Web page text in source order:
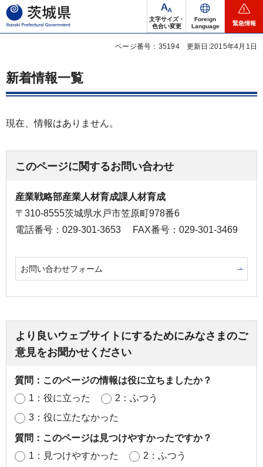
茨城県
文字サイズ・
色合い変更
Foreign
Language
緊急情報
ページ番号：35194 更新日:2015年4月1日
新着情報一覧
現在、情報はありません。
このページに関するお問い合わせ
産業戦略部産業人材育成課人材育成
〒310-8555茨城県水戸市笠原町978番6
電話番号：029-301-3653
FAX番号：029-301-3469
お問い合わせフォーム
より良いウェブサイトにするためにみなさまのご
意見をお聞かせください
質問：このページの情報は役に立ちましたか？
1：役に立った
2：ふつう
3：役に立たなかった
質問：このページは見つけやすかったですか？
1：見つけやすかった
2：ふつう